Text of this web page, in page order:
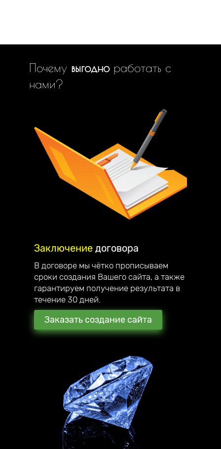
Почему выгодноработать с
нами?
Заключение договора
В договоре мы чётко прописываем
сроки создания Вашего сайта, а также
гарантируем получение результата в
течение 30 дней.
Заказать создание сайта